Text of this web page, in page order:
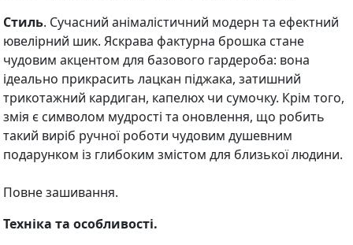
Стиль. Сучасний анімалістичний модерн та ефектний
ювелірний шик. Яскрава фактурна брошка стане
чудовим акцентом для базового гардероба: вона
ідеально прикрасить лацкан піджака, затишний
трикотажний кардиган, капелюх чи сумочку. Крім того,
змія є символом мудрості та оновлення, що робить
такий виріб ручної роботи чудовим душевним
подарунком із глибоким змістом для близької людини.
Повне зашивання.
Техніка та особливості.